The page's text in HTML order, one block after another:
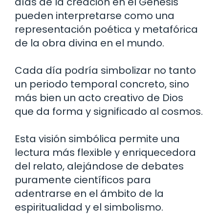
pueden interpretarse como una
representación poética y metafórica
de la obra divina en el mundo.
Cada día podría simbolizar no tanto
un periodo temporal concreto, sino
más bien un acto creativo de Dios
que da forma y significado al cosmos.
Esta visión simbólica permite una
lectura más flexible y enriquecedora
del relato, alejándose de debates
puramente científicos para
adentrarse en el ámbito de la
espiritualidad y el simbolismo.